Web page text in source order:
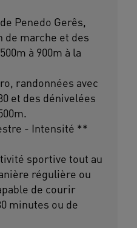
Penedo Gerês,
de marche et des
à 900m à la
randonnées avec
et des dénivelées
- Intensité **
sportive tout au
régulière ou
de courir
minutes ou de